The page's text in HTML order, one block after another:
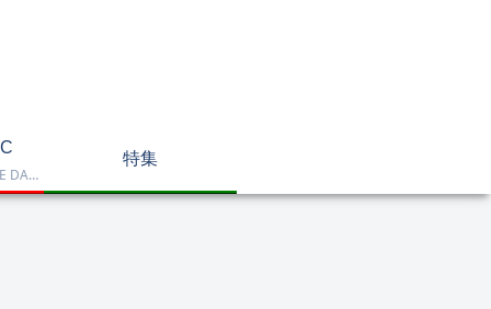
Dell OptiPlex、NEC LAVIE DA770、HP DT 24-cr2000、ASUS V470VAK、Dell 24 AIO EC24250などを掲載したデスクトップPC一覧です。一体型や整備済み品を比較しながら、用途に合うモデルを選べます。
特集